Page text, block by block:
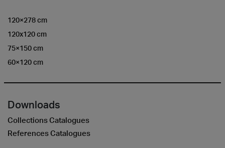
120×278 cm
120x120 cm
75×150 cm
60×120 cm
Downloads
Collections Catalogues
References Catalogues